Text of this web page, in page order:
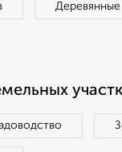
Деревянные